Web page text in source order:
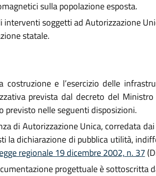
sulla popolazione esposta.
interventi soggetti ad Autorizzazione
statale.
costruzione e l’esercizio delle
prevista dal decreto del
previsto nelle seguenti disposizioni.
di Autorizzazione Unica, corredata
la dichiarazione di pubblica utilità,
regionale 19 dicembre 2002, n. 37
progettuale è sottoscritta